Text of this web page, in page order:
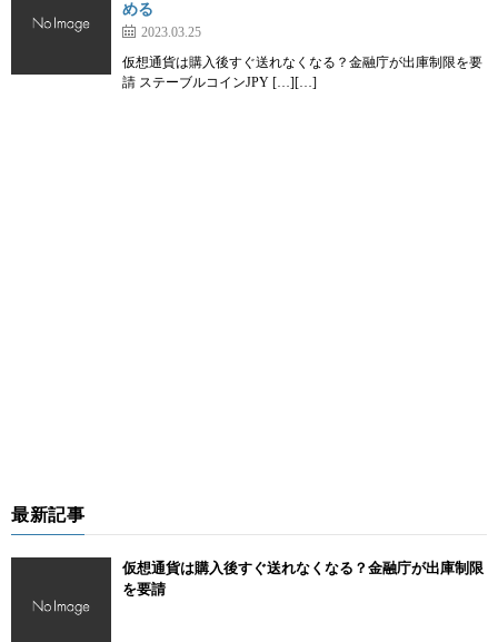
める
2023.03.25
仮想通貨は購入後すぐ送れなくなる？金融庁が出庫制限を要
請 ステーブルコインJPY […][…]
最新記事
仮想通貨は購入後すぐ送れなくなる？金融庁が出庫制限
を要請